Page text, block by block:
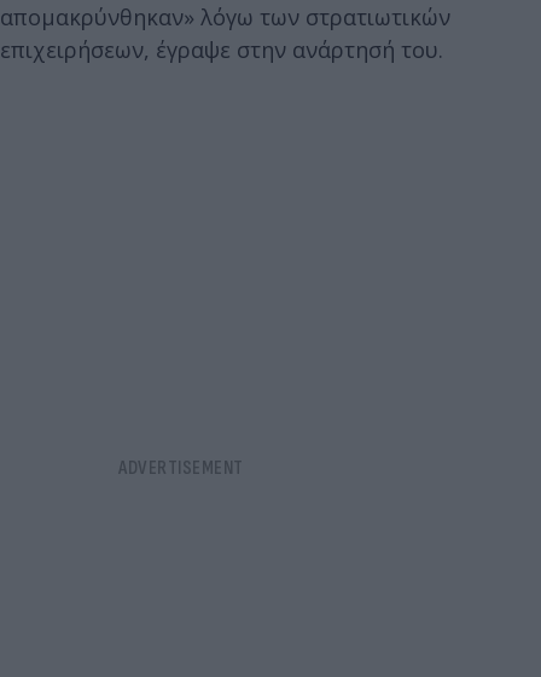
απομακρύνθηκαν» λόγω των στρατιωτικών
επιχειρήσεων, έγραψε στην ανάρτησή του.